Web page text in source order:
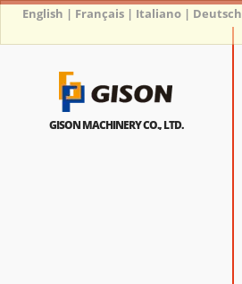
GISON MACHINERY CO., LTD.
English | Français | Italiano | Deutsch